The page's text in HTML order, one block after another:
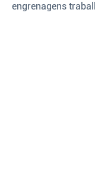
engrenagens